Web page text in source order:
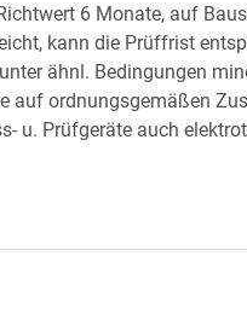
6 Monate, auf
kann die Prüffrist
ähnl. Bedingungen
auf ordnungsgemäßen
u. Prüfgeräte auch